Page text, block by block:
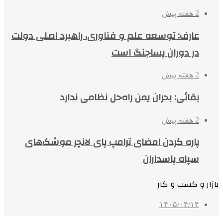
2 هفته پیش
عارف: توسعه علم و فناوری، راهبرد اصلی دولت
در دوران پساجنگ است
2 هفته پیش
بقائی: بحران یمن راه‌حل نظامی ندارد
2 هفته پیش
پاره کردن امضای ترامپ پای لانچر موشک‌های
سپاه پاسداران
بازار و کسب و کار
۱۴۰۵/۰۴/۱۴